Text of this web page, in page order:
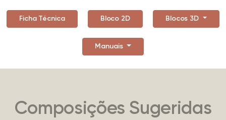
Ficha Técnica Bloco 2D Blocos 3D
Manuais
Composições Sugeridas